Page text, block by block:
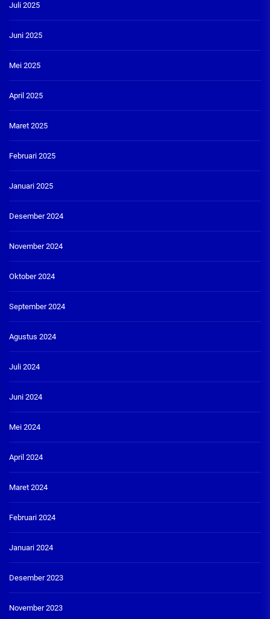
Juli 2025
Juni 2025
Mei 2025
April 2025
Maret 2025
Februari 2025
Januari 2025
Desember 2024
November 2024
Oktober 2024
September 2024
Agustus 2024
Juli 2024
Juni 2024
Mei 2024
April 2024
Maret 2024
Februari 2024
Januari 2024
Desember 2023
November 2023